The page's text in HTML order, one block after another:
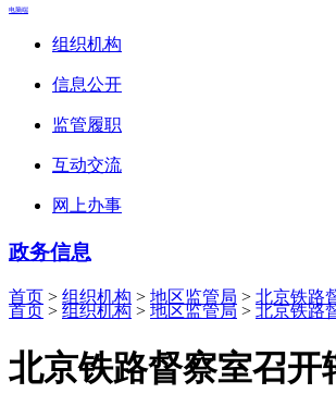
电脑端
组织机构
信息公开
监管履职
互动交流
网上办事
政务信息
首页 > 组织机构 > 地区监管局 > 北京铁路
首页 > 组织机构 > 地区监管局 > 北京铁路
北京铁路督察室召